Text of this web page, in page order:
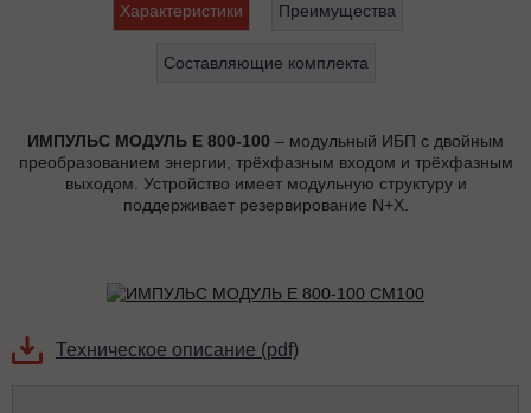
Характеристики Преимущества
Составляющие комплекта
ИМПУЛЬС МОДУЛЬ Е 800-100 – модульный ИБП с двойным
преобразованием энергии, трёхфазным входом и трёхфазным
выходом. Устройство имеет модульную структуру и
поддерживает резервирование N+X.
Техническое описание (pdf)